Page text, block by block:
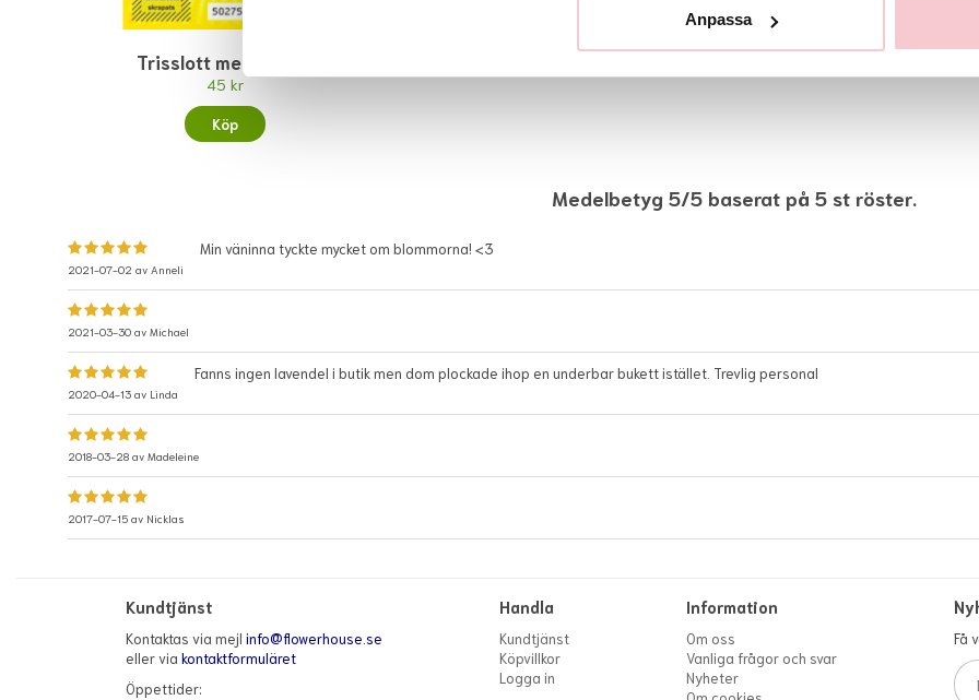
Anpassa
Trisslott med kuvert
45 kr
Köp
Medelbetyg 5/5 baserat på 5 st röster.
2021-07-02 av Anneli
Min väninna tyckte mycket om blommorna! <3
2021-03-30 av Michael
2020-04-13 av Linda
Fanns ingen lavendel i butik men dom plockade ihop en underbar bukett istället. Trevlig personal
2018-03-28 av Madeleine
2017-07-15 av Nicklas
Kundtjänst
Kontaktas via mejlinfo@flowerhouse.se
eller viakontaktformuläret
Öppettider:
Handla
Kundtjänst
Köpvillkor
Logga in
Information
Om oss
Vanliga frågor och svar
Nyheter
Få